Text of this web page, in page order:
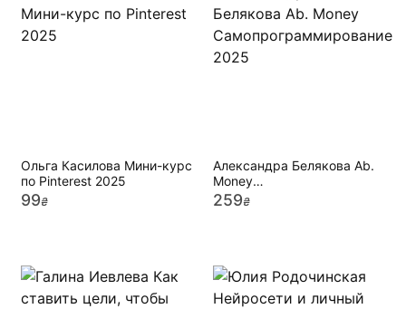
Ольга Касилова Мини-курс
по Pinterest 2025
99₴
Александра Белякова Ab.
Money
Самопрограммирование
2025
259₴